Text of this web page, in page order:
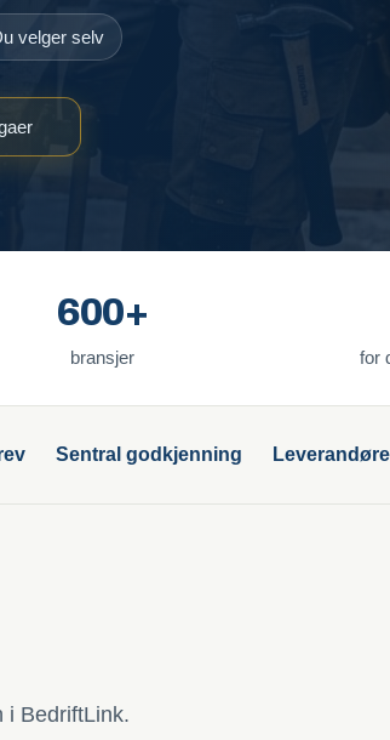
velger selv
600+
bransjer for
Sentral godkjenning
i BedriftLink.